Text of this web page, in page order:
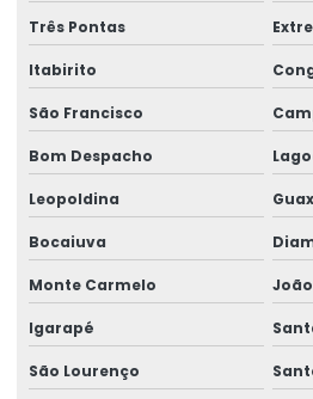
Empresa técnica em perícia
Empresa de treinamentos para
Empresa de treinamentos para
Empresa de treinamentos in
Empresa de verificação de ler
Empresas de medicina higiene e
Empresas de medicina no trabalho
Ergonomia assessoria e consultoria
Três Pontas
Itabirito
São Francisco
Bom Despacho
Leopoldina
Bocaiuva
Monte Carmelo
Igarapé
São Lourenço